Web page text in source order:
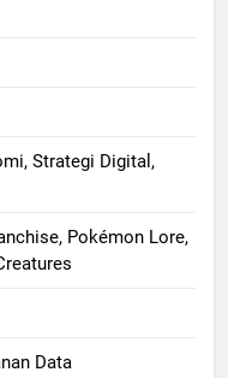
Strategi Digital,
Pokémon Lore,
Data